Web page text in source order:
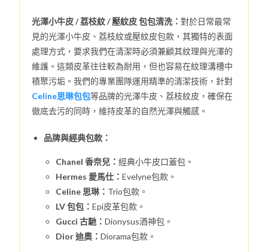
光澤小牛皮 / 荔枝紋 / 壓紋皮 包包清洗：對於日常最常
見的光澤小牛皮、荔枝紋或壓紋皮包款，其獨特的表面
處理方式，要求我們在清潔時必須兼顧其紋理與光澤的
維護。這類皮革往往較為耐用，但也容易在紋理溝槽中
積聚污垢。我們的專業團隊運用精準的清潔技術，針對
Celine思琳包包等品牌的光澤牛皮、荔枝紋皮，確保在
徹底去污的同時，維持皮革的自然光澤與觸感。
品牌與經典包款：
Chanel 香奈兒：經典小牛皮口蓋包。
Hermes 愛馬仕：Evelyne包款。
Celine 思琳： Trio包款。
LV 包包：Epi皮革包款。
Gucci 古馳：Dionysus酒神包。
Dior 迪奧：Diorama包款。